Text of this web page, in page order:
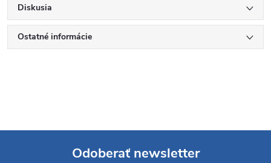
Diskusia
Ostatné informácie
Odoberať newsletter